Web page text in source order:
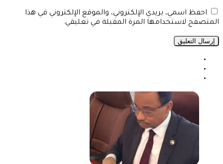
احفظ اسمي، بريدي الإلكتروني، والموقع الإلكتروني في هذا
المتصفح لاستخدامها المرة المقبلة في تعليقي.